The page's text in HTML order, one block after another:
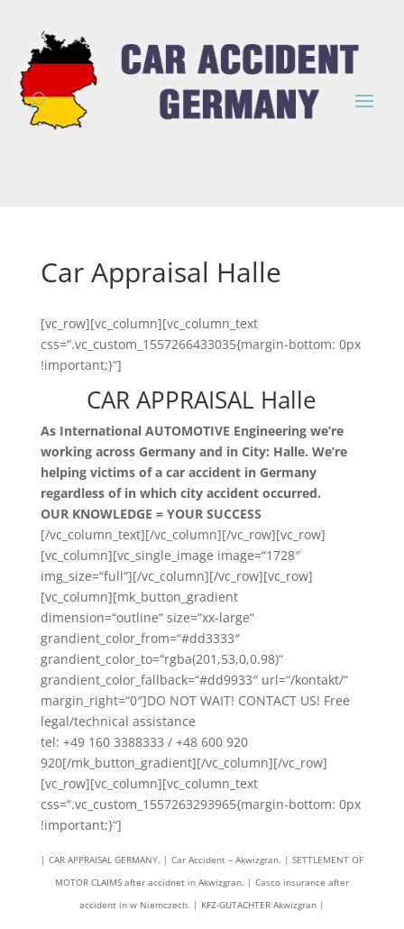
Car Appraisal Halle
[vc_row][vc_column][vc_column_text
css=“.vc_custom_1557266433035{margin-bottom: 0px
!important;}“]
CAR APPRAISAL Halle
As International AUTOMOTIVE Engineering we’re
working across Germany and in City: Halle. We’re
helping victims of a car accident in Germany
regardless of in which city accident occurred.
OUR KNOWLEDGE = YOUR SUCCESS
[/vc_column_text][/vc_column][/vc_row][vc_row]
[vc_column][vc_single_image image=“1728″
img_size=“full“][/vc_column][/vc_row][vc_row]
[vc_column][mk_button_gradient
dimension=“outline“ size=“xx-large“
grandient_color_from=“#dd3333″
grandient_color_to=“rgba(201,53,0,0.98)“
grandient_color_fallback=“#dd9933″ url=“/kontakt/“
margin_right=“0″]DO NOT WAIT! CONTACT US! Free
legal/technical assistance
tel: +49 160 3388333 / +48 600 920
920[/mk_button_gradient][/vc_column][/vc_row]
[vc_row][vc_column][vc_column_text
css=“.vc_custom_1557263293965{margin-bottom: 0px
!important;}“]
| CAR APPRAISAL GERMANY. | Car Accident – Akwizgran. | SETTLEMENT OF
MOTOR CLAIMS after accidnet in Akwizgran. | Casco insurance after
accident in w Niemczech. | KFZ-GUTACHTER Akwizgran |